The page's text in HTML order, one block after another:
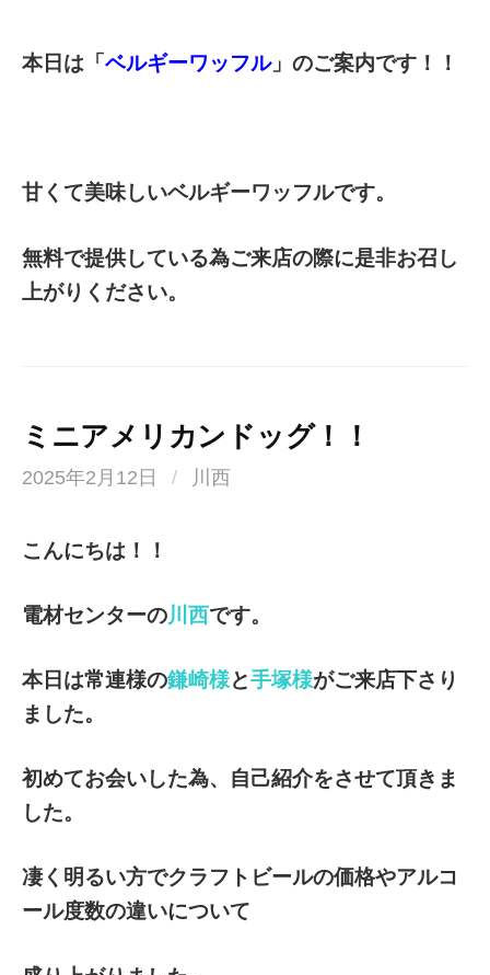
本日は「 ベルギーワッフル」のご案内です！！
甘くて美味しいベルギーワッフルです。
無料で提供している為ご来店の際に是非お召し
上がりください。
ミニアメリカンドッグ！！
2025年2月12日 / 川西
こんにちは！！
電材センターの川西です。
本日は常連様の鎌崎様と手塚様がご来店下さり
ました。
初めてお会いした為、自己紹介をさせて頂きま
した。
凄く明るい方でクラフトビールの価格やアルコ
ール度数の違いについて